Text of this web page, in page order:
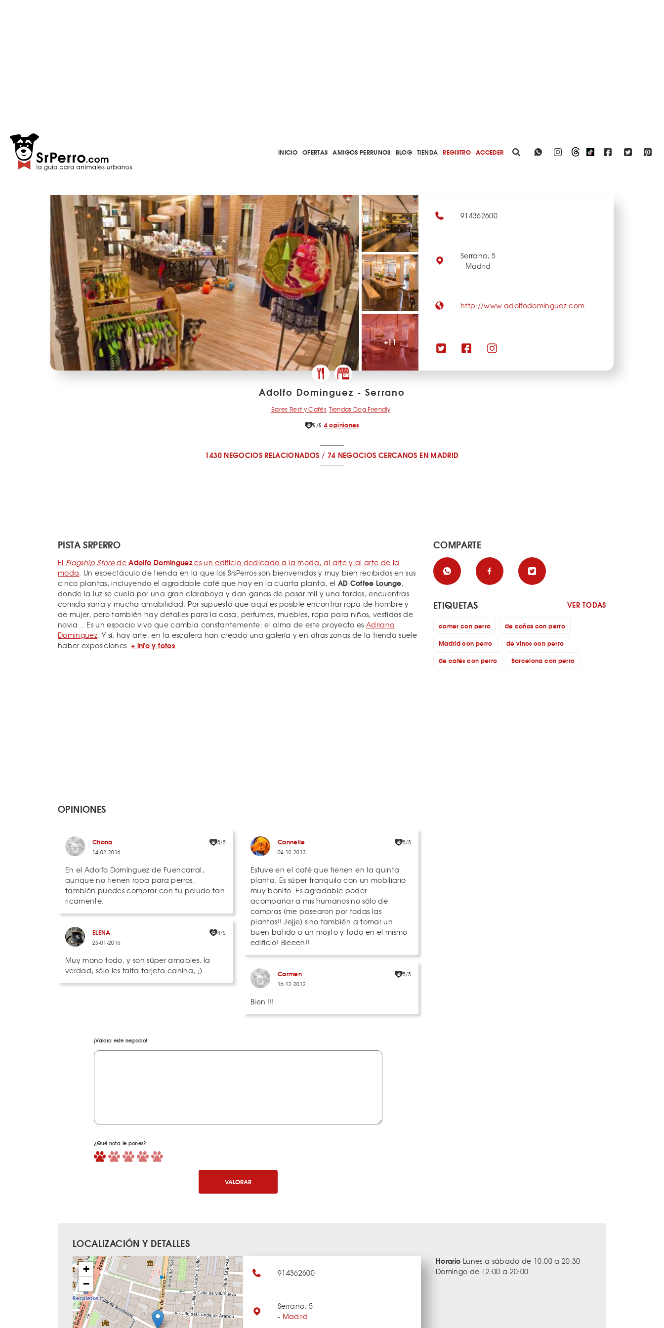
INICIO OFERTAS AMIGOS PERRUNOS BLOG TIENDA REGISTRO ACCEDER
+11
914362600
Serrano, 5
- Madrid
http://www.adolfodominguez.com
Adolfo Dominguez - Serrano
Bares Rest y Cafés Tiendas Dog Friendly
5/5 4 opiniones
1430 NEGOCIOS RELACIONADOS / 74 NEGOCIOS CERCANOS EN MADRID
PISTA SRPERRO
El Flagship StoredeAdolfo Dominguezes un edificio dedicado a la moda, al arte y al arte de la
moda. Un espectáculo de tienda en la que los SrsPerros son bienvenidos y muy bien recibidos en sus
cinco plantas, incluyendo el agradable café que hay en la cuarta planta, el AD Coffee Lounge,
donde la luz se cuela por una gran claraboya y dan ganas de pasar mil y una tardes, encuentras
comida sana y mucha amabilidad. Por supuesto que aquí es posible encontrar ropa de hombre y
de mujer, pero también hay detalles para la casa, perfumes, muebles, ropa para niños, vestidos de
novia... Es un espacio vivo que cambia constantemente: el alma de este proyecto esAdriana
Dominguez. Y sí, hay arte: en la escalera han creado una galería y en otras zonas de la tienda suele
haber exposiciones. + info y fotos
OPINIONES
5/5
Chana
14-02-2016
En el Adolfo Domínguez de Fuencarral,
aunque no tienen ropa para perros,
también puedes comprar con tu peludo tan
ricamente.
4/5
ELENA
25-01-2016
Muy mono todo, y son súper amables, la
verdad, sólo les falta tarjeta canina, ;)
5/5
Cannelle
04-10-2013
Estuve en el café que tienen en la quinta
planta. Es súper tranquilo con un mobiliario
muy bonito. Es agradable poder
acompañar a mis humanos no sólo de
compras (me pasearon por todas las
plantas!! Jejje) sino también a tomar un
buen batido o un mojito y todo en el mismo
edificio! Bieeen!!
5/5
Carmen
16-12-2012
Bien !!!
¡Valora este negocio!
¿Qué nota le pones?
VALORAR
COMPARTE
ETIQUETAS VER TODAS
comer con perro
de cañas con perro
Madrid con perro
de vinos con perro
de cafés con perro
Barcelona con perro
LOCALIZACIÓN Y DETALLES
+
−
914362600
Serrano, 5
- Madrid
Horario Lunes a sábado de 10:00 a 20:30
Domingo de 12:00 a 20:00